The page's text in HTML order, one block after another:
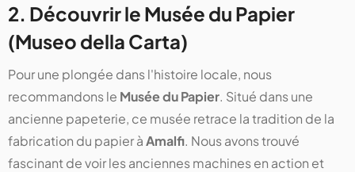
2. Découvrir le Musée du Papier
(Museo della Carta)
Pour une plongée dans l'histoire locale, nous
recommandons le Musée du Papier. Situé dans une
ancienne papeterie, ce musée retrace la tradition de la
fabrication du papier àAmalfi. Nous avons trouvé
fascinant de voir les anciennes machines en action et